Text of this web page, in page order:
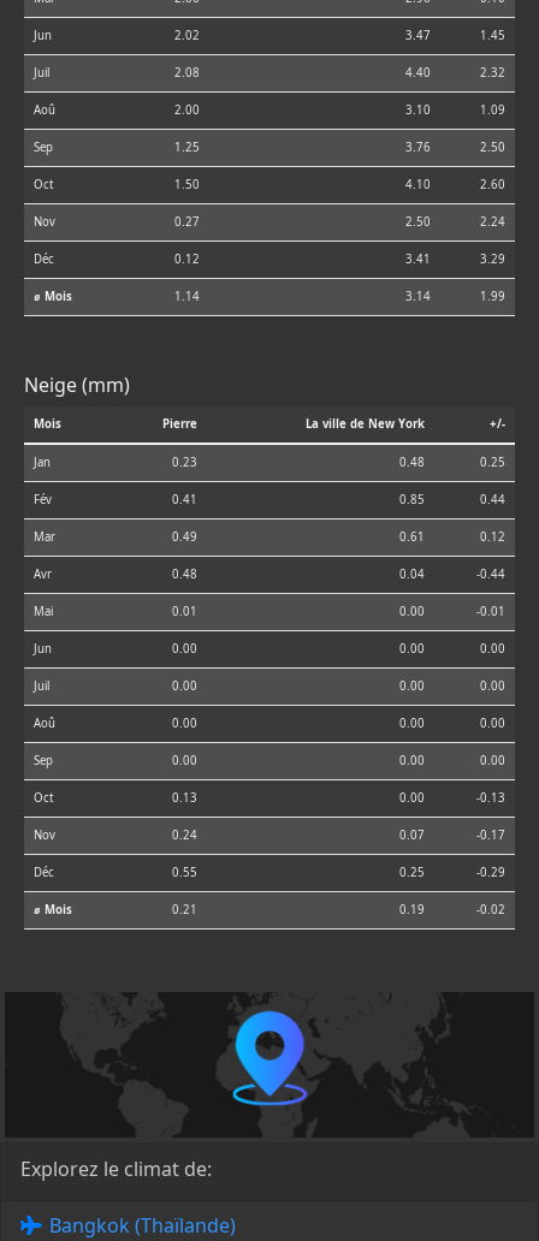
Jun 2.02 3.47 1.45
Juil 2.08 4.40 2.32
Aoû 2.00 3.10 1.09
Sep 1.25 3.76 2.50
Oct 1.50 4.10 2.60
Nov 0.27 2.50 2.24
Déc 0.12 3.41 3.29
⌀ Mois 1.14 3.14 1.99
Neige (mm)
Mois Pierre La ville de New York +/-
Jan 0.23 0.48 0.25
Fév 0.41 0.85 0.44
Mar 0.49 0.61 0.12
Avr 0.48 0.04 -0.44
Mai 0.01 0.00 -0.01
Jun 0.00 0.00 0.00
Juil 0.00 0.00 0.00
Aoû 0.00 0.00 0.00
Sep 0.00 0.00 0.00
Oct 0.13 0.00 -0.13
Nov 0.24 0.07 -0.17
Déc 0.55 0.25 -0.29
⌀ Mois 0.21 0.19 -0.02
Explorez le climat de:
Bangkok (Thaïlande)